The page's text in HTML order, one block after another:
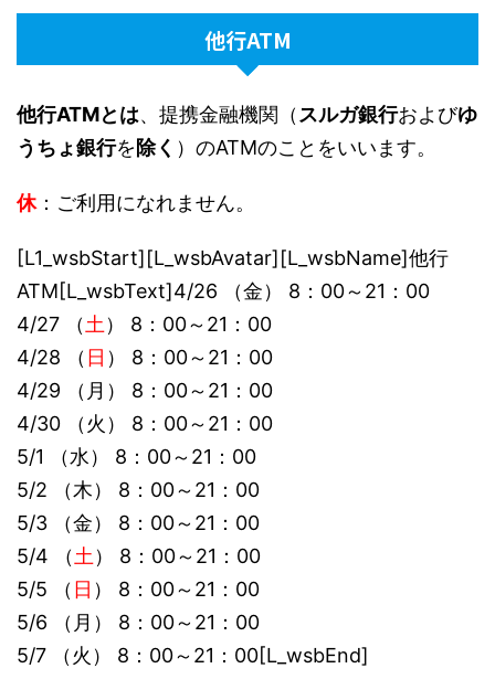
他行ATM
他行ATMとは、提携金融機関（ スルガ銀行およびゆ
うちょ銀行を除く ）のATMのことをいいます。
休：ご利用になれません。
[L1_wsbStart][L_wsbAvatar][L_wsbName]他行
ATM[L_wsbText]4/26 （金） 8：00～21：00
4/27 （ 土 ） 8：00～21：00
4/28 （ 日 ） 8：00～21：00
4/29 （月） 8：00～21：00
4/30 （火） 8：00～21：00
5/1 （水） 8：00～21：00
5/2 （木） 8：00～21：00
5/3 （金） 8：00～21：00
5/4 （ 土 ） 8：00～21：00
5/5 （ 日 ） 8：00～21：00
5/6 （月） 8：00～21：00
5/7 （火） 8：00～21：00[L_wsbEnd]